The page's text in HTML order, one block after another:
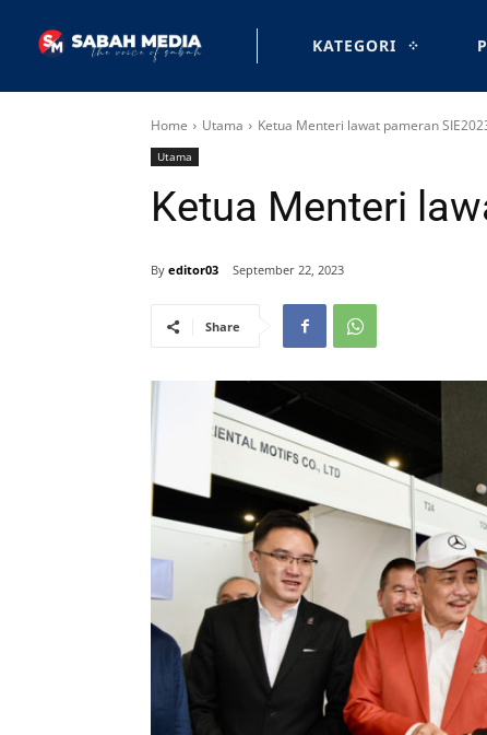
KATEGORI
Home Utama Ketua Menteri lawat pameran
Utama
Ketua Menteri
By editor03 September 22, 2023
Share